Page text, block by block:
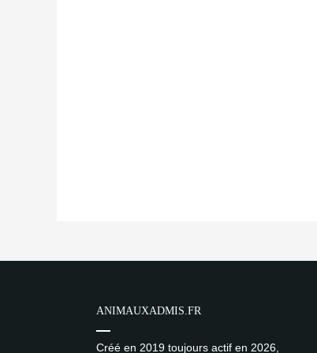
ANIMAUXADMIS.FR
Créé en 2019 toujours actif en 2026,